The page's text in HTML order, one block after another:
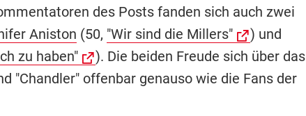
des Posts fanden sich auch zwei
Aniston (50, "Wir sind die Millers"
) und
zu haben"
). Die beiden Freude sich über das
"Chandler" offenbar genauso wie die Fans der